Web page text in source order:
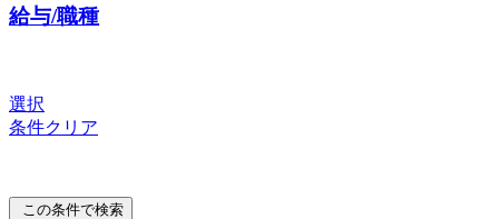
給与/職種
選択
条件クリア
この条件で検索